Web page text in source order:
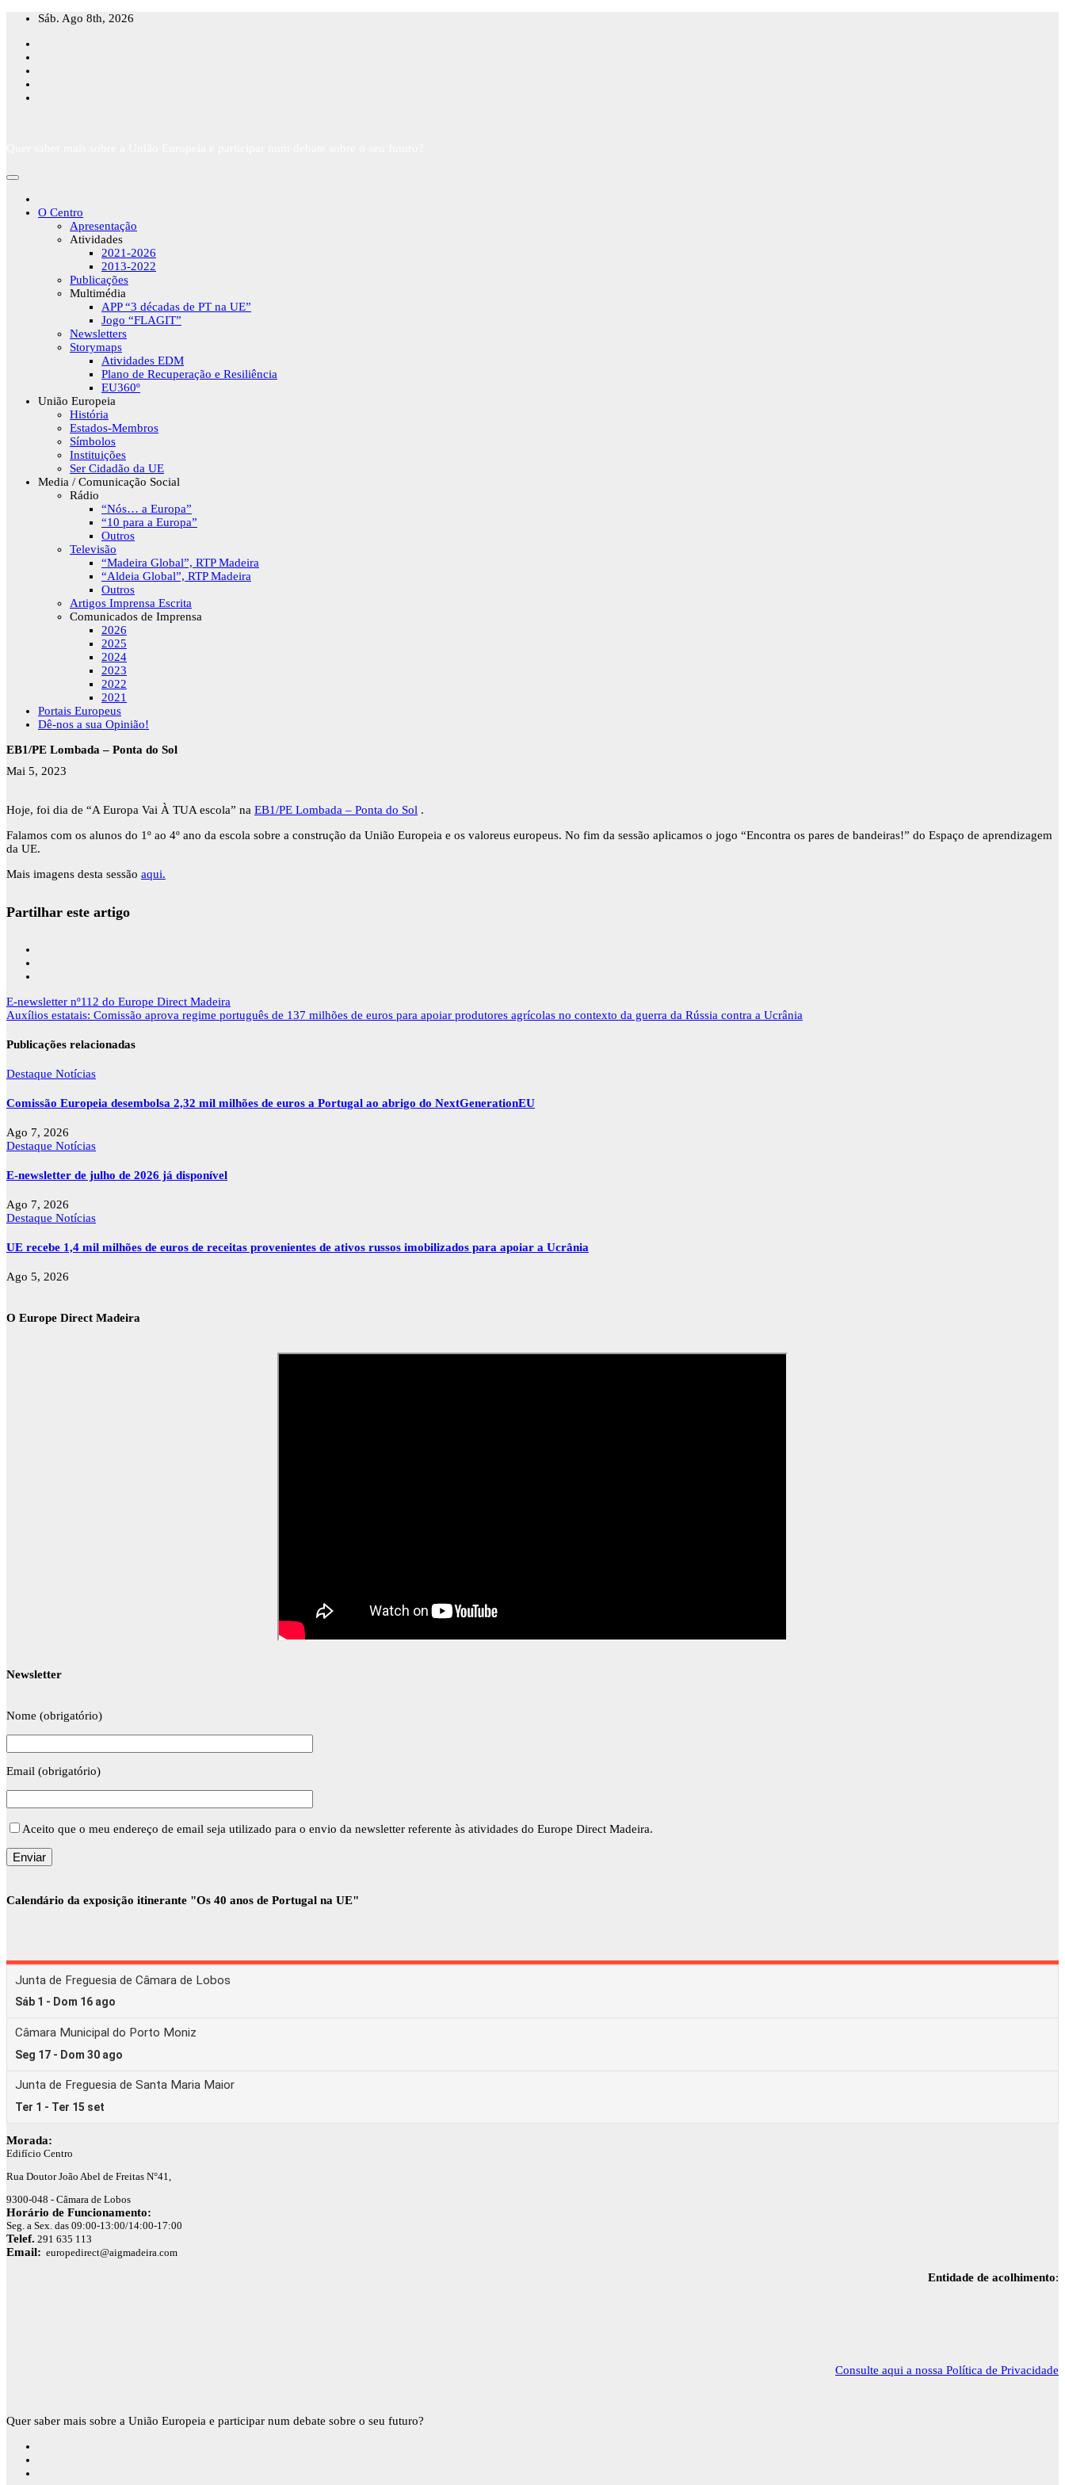
Skip
content
Sáb. Ago 8th, 2026
O Centro
Apresentação
Atividades
2021-2026
2013-2022
Publicações
Multimédia
APP “3 décadas de PT na UE”
Jogo “FLAGIT”
Newsletters
Storymaps
Atividades EDM
Plano de Recuperação e Resiliência
EU360º
União Europeia
História
Estados-Membros
Símbolos
Instituições
Ser Cidadão da UE
Media / Comunicação Social
Rádio
“Nós… a Europa”
“10 para a Europa”
Outros
Televisão
“Madeira Global”, RTP Madeira
“Aldeia Global”, RTP Madeira
Outros
Artigos Imprensa Escrita
Comunicados de Imprensa
2026
2025
2024
2023
2022
2021
Portais Europeus
Dê-nos a sua Opinião!
EB1/PE Lombada – Ponta do Sol
Mai 5, 2023
Hoje, foi dia de “A Europa Vai À TUA escola” na EB1/PE Lombada – Ponta do Sol .
Falamos com os alunos do 1º ao 4º ano da escola sobre a construção da União Europeia e os valoreus europeus. No fim da sessão aplicamos o jogo “Encontra os pares de bandeiras!” do Espaço de aprendizagem
da UE.
Mais imagens desta sessão aqui.
Partilhar este artigo
Navegação
de
E-newsletter nº112 do Europe Direct Madeira
Auxílios estatais: Comissão aprova regime português de 137 milhões de euros para apoiar produtores agrícolas no contexto da guerra da Rússia contra a Ucrânia
Publicações relacionadas
Destaque Notícias
Comissão Europeia desembolsa 2,32 mil milhões de euros a Portugal ao abrigo do NextGenerationEU
Ago 7, 2026
Destaque Notícias
E-newsletter de julho de 2026 já disponível
Ago 7, 2026
Destaque Notícias
UE recebe 1,4 mil milhões de euros de receitas provenientes de ativos russos imobilizados para apoiar a Ucrânia
Ago 5, 2026
O Europe Direct Madeira
Newsletter
Nome (obrigatório)
Email (obrigatório)
Aceito que o meu endereço de email seja utilizado para o envio da newsletter referente às atividades do Europe Direct Madeira.
Calendário da exposição itinerante "Os 40 anos de Portugal na UE"
Morada:
Edifício Centro
Rua Doutor João Abel de Freitas N°41,
9300-048 - Câmara de Lobos
Horário de Funcionamento:
Seg. a Sex. das 09:00-13:00/14:00-17:00
Telef. 291 635 113
Email: europedirect@aigmadeira.com
Entidade de acolhimento:
Consulte aqui a nossa Política de Privacidade
Quer saber mais sobre a União Europeia e participar num debate sobre o seu futuro?